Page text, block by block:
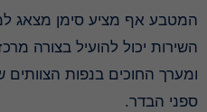
המטבע אף מציע סימן מצאג
השירות יכול להועיל בצורה
ומערך החוכים בנפות הצוותים
ספני הבדר.